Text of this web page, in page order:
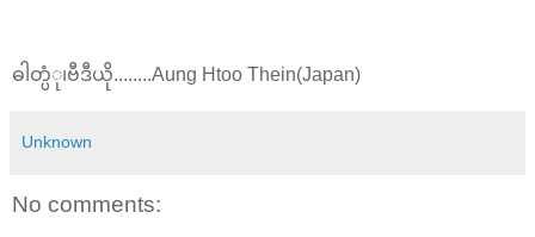
ဓါတ္ပံု၊ဗီဒီယို........Aung Htoo Thein(Japan)
Unknown
No comments: